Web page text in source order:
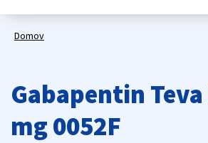
Domov
Gabapentin Teva
mg 0052F